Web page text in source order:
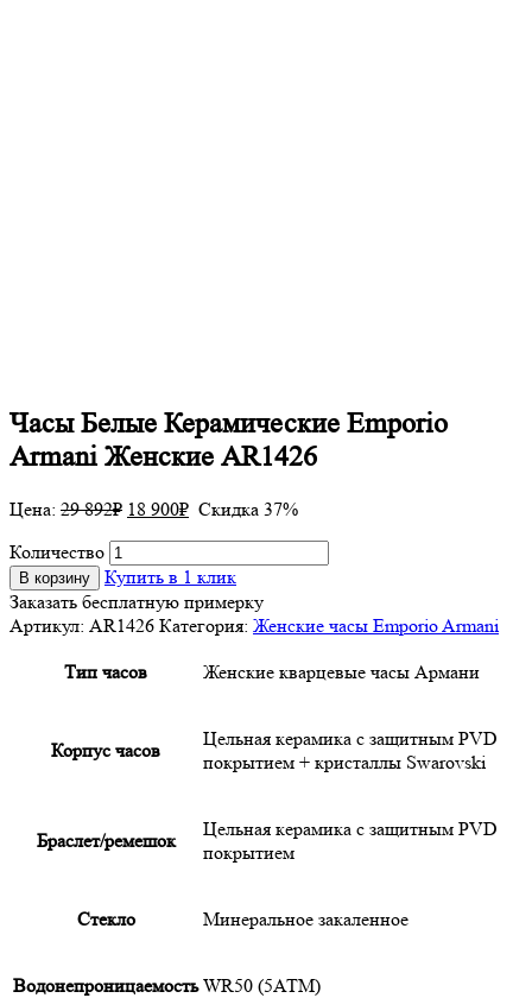
Часы Белые Керамические Emporio
Armani Женские AR1426
Цена: 29 892₽ 18 900₽ Скидка 37%
Количество
В корзину
Купить в 1 клик
Заказать бесплатную примерку
Артикул: AR1426 Категория: Женские часы Emporio Armani
Тип часов Женские кварцевые часы Армани
Корпус часов
Цельная керамика с защитным PVD
покрытием + кристаллы Swarovski
Браслет/ремешок
Цельная керамика с защитным PVD
покрытием
Cтекло Минеральное закаленное
Водонепроницаемость WR50 (5АТМ)